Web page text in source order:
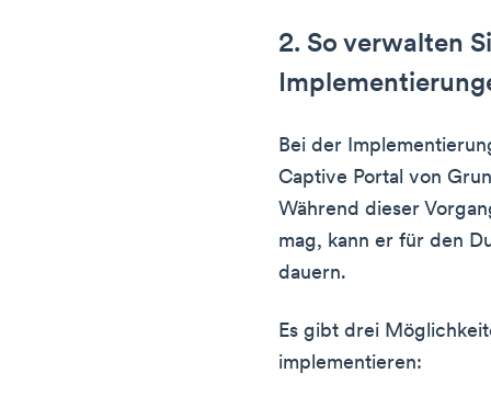
2. So verwalten
Bei der
Captive Portal von
Während dieser
mag, kann er für den
dauern.
Es gibt drei
implementieren: